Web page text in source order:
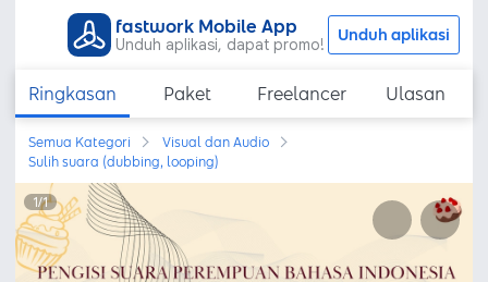
fastwork Mobile App
Unduh aplikasi, dapat promo! Unduh aplikasi
Ringkasan Paket Freelancer Ulasan
Semua Kategori
Visual dan Audio
Sulih suara (dubbing, looping)
1/1